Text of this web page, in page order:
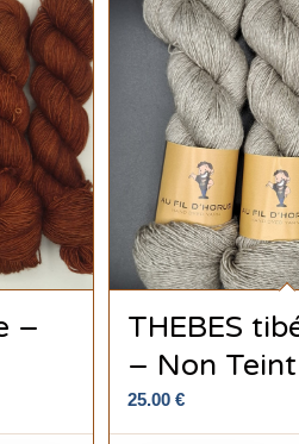
–
THEBES
– Non Teint
25.00€